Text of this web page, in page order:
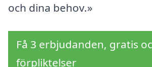
och dina behov.»
Få 3 erbjudanden, gratis
förpliktelser